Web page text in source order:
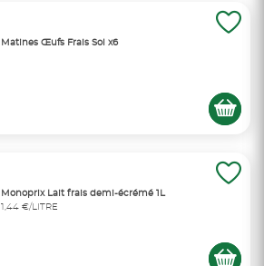
Matines Œufs Frais Sol x6
Monoprix Lait frais demi-écrémé 1L
1,44 €/LITRE